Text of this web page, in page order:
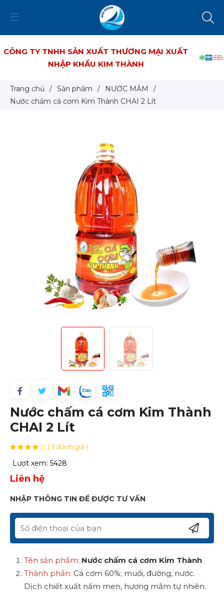
CÔNG TY TNHH SẢN XUẤT THƯƠNG MẠI XUẤT
NHẬP KHẨU KIM THÀNH
Trang chủ / Sản phẩm / NƯỚC MẮM
/
Nước chấm cá cơm Kim Thành CHAI 2 Lít
Nước chấm cá cơm Kim Thành
CHAI 2 Lít
( 3 đánh giá )
Lượt xem: 5428
Liên hệ
NHẬP THÔNG TIN ĐỂ ĐƯỢC TƯ VẤN
Tên sản phẩm: Nước chấm cá cơm Kim Thành
Thành phần: Cá cơm 60%; muối, đường, nước.
Dịch chiết xuất nấm men, hương mắm tự nhiên.